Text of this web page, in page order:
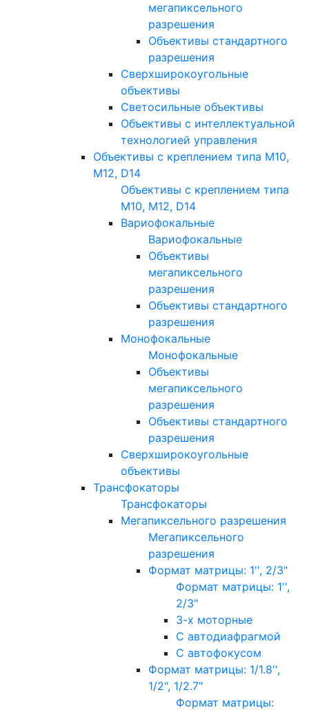
мегапиксельного
разрешения
Объективы стандартного
разрешения
Сверхширокоугольные
объективы
Светосильные объективы
Объективы с интеллектуальной
технологией управления
Объективы с креплением типа M10,
M12, D14
Объективы с креплением типа
M10, M12, D14
Вариофокальные
Вариофокальные
Объективы
мегапиксельного
разрешения
Объективы стандартного
разрешения
Монофокальные
Монофокальные
Объективы
мегапиксельного
разрешения
Объективы стандартного
разрешения
Сверхширокоугольные
объективы
Трансфокаторы
Трансфокаторы
Мегапиксельного разрешения
Мегапиксельного
разрешения
Формат матрицы: 1'', 2/3"
Формат матрицы: 1'',
2/3"
3-х моторные
С автодиафрагмой
С автофокусом
Формат матрицы: 1/1.8'',
1/2", 1/2.7"
Формат матрицы: